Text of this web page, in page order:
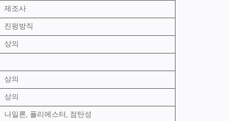
제조사
진펑방직
상의
상의
상의
나일론, 폴리에스터, 점탄성